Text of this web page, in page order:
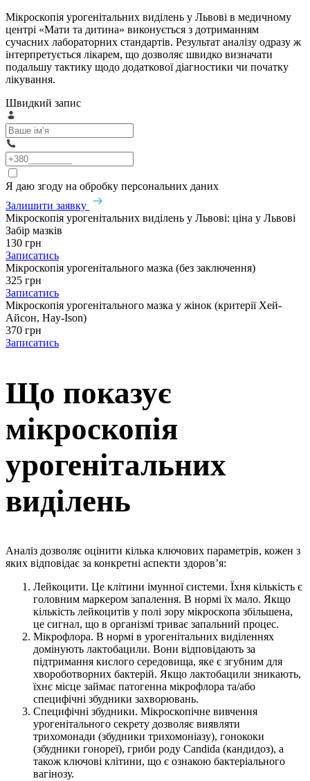
Мікроскопія урогенітальних виділень у Львові в медичному
центрі «Мати та дитина» виконується з дотриманням
сучасних лабораторних стандартів. Результат аналізу одразу ж
інтерпретується лікарем, що дозволяє швидко визначати
подальшу тактику щодо додаткової діагностики чи початку
лікування.
Швидкий запис
Я даю згоду на обробку персональних даних
Залишити заявку
Мікроскопія урогенітальних виділень у Львові: ціна у Львові
Забір мазків
130 грн
Записатись
Мікроскопія урогенітального мазка (без заключення)
325 грн
Записатись
Мікроскопія урогенітального мазка у жінок (критерії Хей-
Айсон, Hay-Ison)
370 грн
Записатись
Що показує
мікроскопія
урогенітальних
виділень
Аналіз дозволяє оцінити кілька ключових параметрів, кожен з
яких відповідає за конкретні аспекти здоров’я:
Лейкоцити. Це клітини імунної системи. Їхня кількість є
головним маркером запалення. В нормі їх мало. Якщо
кількість лейкоцитів у полі зору мікроскопа збільшена,
це сигнал, що в організмі триває запальний процес.
Мікрофлора. В нормі в урогенітальних виділеннях
домінують лактобацили. Вони відповідають за
підтримання кислого середовища, яке є згубним для
хвороботворних бактерій. Якщо лактобацили зникають,
їхнє місце займає патогенна мікрофлора та/або
специфічні збудники захворювань.
Специфічні збудники. Мікроскопічне вивчення
урогенітального секрету дозволяє виявляти
трихомонади (збудники трихомоніазу), гонококи
(збудники гонореї), гриби роду Candida (кандидоз), а
також ключові клітини, що є ознакою бактеріального
вагінозу.